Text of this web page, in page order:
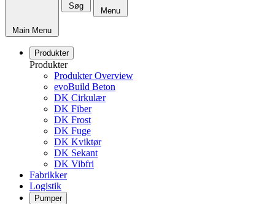
Main Menu
Søg
Menu
Produkter
Produkter
Produkter Overview
evoBuild Beton
DK Cirkulær
DK Fiber
DK Frost
DK Fuge
DK Kviktør
DK Sekant
DK Vibfri
Fabrikker
Logistik
Pumper